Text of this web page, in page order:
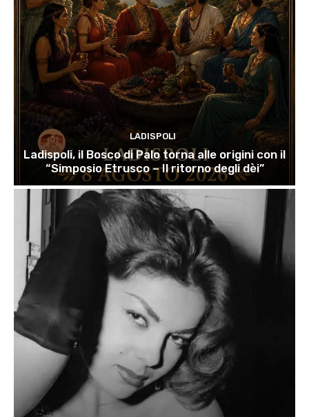
LADISPOLI
Ladispoli, il Bosco di Palo torna alle origini con il
“Simposio Etrusco – Il ritorno degli dèi”